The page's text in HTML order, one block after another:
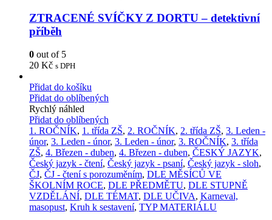
ZTRACENÉ SVÍČKY Z DORTU – detektivní
příběh
0 out of 5
20 Kč s DPH
Přidat do košíku
Přidat do oblíbených
Rychlý náhled
Přidat do oblíbených
1. ROČNÍK, 1. třída ZŠ, 2. ROČNÍK, 2. třída ZŠ, 3. Leden -
únor, 3. Leden - únor, 3. Leden - únor, 3. ROČNÍK, 3. třída
ZŠ, 4. Březen - duben, 4. Březen - duben, ČESKÝ JAZYK,
Český jazyk - čtení, Český jazyk - psaní, Český jazyk - sloh,
ČJ, ČJ - čtení s porozuměním, DLE MĚSÍCŮ VE
ŠKOLNÍM ROCE, DLE PŘEDMĚTU, DLE STUPNĚ
VZDĚLÁNÍ, DLE TÉMAT, DLE UČIVA, Karneval,
masopust, Kruh k sestavení, TYP MATERIÁLU